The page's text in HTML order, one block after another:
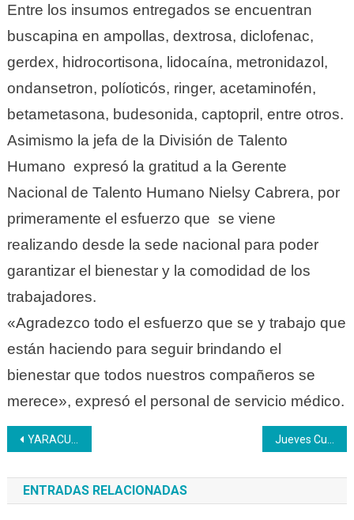
Entre los insumos entregados se encuentran
buscapina en ampollas, dextrosa, diclofenac,
gerdex, hidrocortisona, lidocaína, metronidazol,
ondansetron, políoticós, ringer, acetaminofén,
betametasona, budesonida, captopril, entre otros.
Asimismo la jefa de la División de Talento
Humano expresó la gratitud a la Gerente
Nacional de Talento Humano Nielsy Cabrera, por
primeramente el esfuerzo que se viene
realizando desde la sede nacional para poder
garantizar el bienestar y la comodidad de los
trabajadores.
«Agradezco todo el esfuerzo que se y trabajo que
están haciendo para seguir brindando el
bienestar que todos nuestros compañeros se
merece», expresó el personal de servicio médico.
Navegación
de
entradas
YARACUY | Inaugurada Expo Feria Productiva Inces 2022
ENTRADAS RELACIONADAS